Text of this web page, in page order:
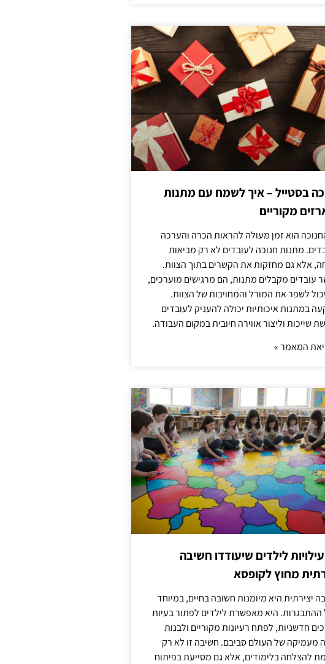
בסטייל – איך לשמח עם מתנות
מקוריים
הוא זמן מעולה להראות הכרה והערכה
מתנות חנוכה לעובדים לא רק מביאות
אלא גם מחזקות את הקשרים בתוך הצוות.
עובדים מקבלים מתנות, הם מרגישים מוערכים,
לשפר את המורל והמחויבות של הצוות.
במתנות איכותיות יכולה להעניק לעובדים
שייכות וליצור אווירה חיובית במקום העבודה.
המאמר »
לילדים שיעודדו חשיבה
מחוץ לקופסא
יצירתית היא מיומנות חשובה בחיים, במיוחד
ההתבגרות. היא מאפשרת לילדים לפתור בעיות
חדשניות, לפתח רעיונות מקוריים ולבנות
מעמיקה של העולם סביבם. חשיבה זו לא רק
להצלחה בלימודים, אלא גם מסייעת בפיתוח